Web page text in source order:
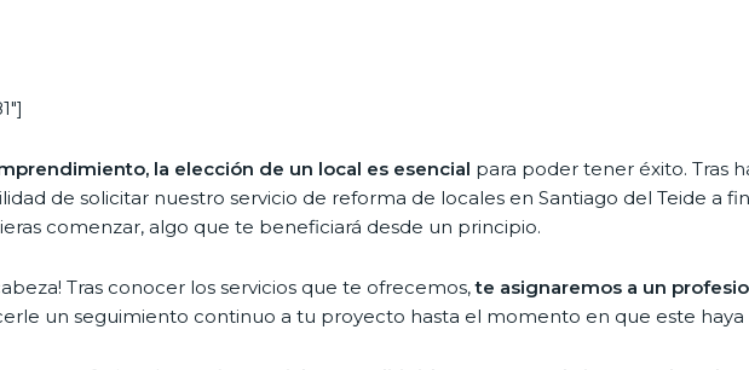
la elección de un local es esencial para poder tener éxito. Tras
de solicitar nuestro servicio de reforma de locales en Santiago del Teide a
comenzar, algo que te beneficiará desde un principio.
Tras conocer los servicios que te ofrecemos,te asignaremos a un
un seguimiento continuo a tu proyecto hasta el momento en que este haya